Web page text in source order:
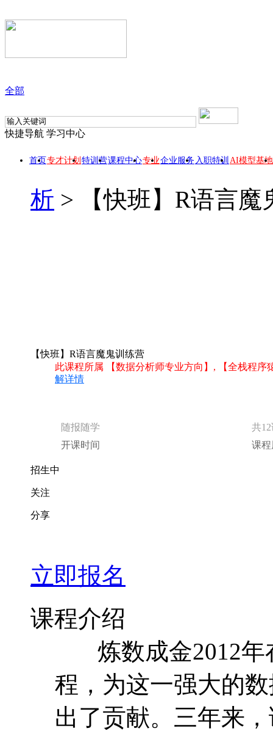
全部
快捷导航 学习中心
首页专才计划 特训营课程中心专业企业服务 入职特训 AI模型基地
析 > 【快班】R语言
【快班】R语言魔鬼训练营
此课程所属 【数据分析师专业方向】, 【全栈程
解详情
随报随学
共
开课时间
课
招生中
关注
分享
立即报名
课程介绍
炼数成金2012年
程，为这一强大的
出了贡献。三年来